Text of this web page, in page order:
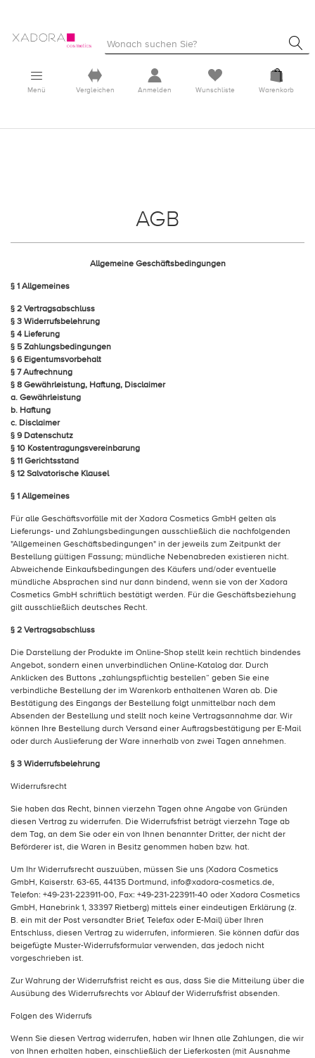
Menü Vergleichen Anmelden Wunschliste Warenkorb
AGB
Allgemeine Geschäftsbedingungen
§ 1 Allgemeines
§ 2 Vertragsabschluss
§ 3 Widerrufsbelehrung
§ 4 Lieferung
§ 5 Zahlungsbedingungen
§ 6 Eigentumsvorbehalt
§ 7 Aufrechnung
§ 8 Gewährleistung, Haftung, Disclaimer
a. Gewährleistung
b. Haftung
c. Disclaimer
§ 9 Datenschutz
§ 10 Kostentragungsvereinbarung
§ 11 Gerichtsstand
§ 12 Salvatorische Klausel
§ 1 Allgemeines
Für alle Geschäftsvorfälle mit der Xadora Cosmetics GmbH gelten als
Lieferungs- und Zahlungsbedingungen ausschließlich die nachfolgenden
"Allgemeinen Geschäftsbedingungen" in der jeweils zum Zeitpunkt der
Bestellung gültigen Fassung; mündliche Nebenabreden existieren nicht.
Abweichende Einkaufsbedingungen des Käufers und/oder eventuelle
mündliche Absprachen sind nur dann bindend, wenn sie von der Xadora
Cosmetics GmbH schriftlich bestätigt werden. Für die Geschäftsbeziehung
gilt ausschließlich deutsches Recht.
§ 2 Vertragsabschluss
Die Darstellung der Produkte im Online-Shop stellt kein rechtlich bindendes
Angebot, sondern einen unverbindlichen Online-Katalog dar. Durch
Anklicken des Buttons „zahlungspflichtig bestellen“ geben Sie eine
verbindliche Bestellung der im Warenkorb enthaltenen Waren ab. Die
Bestätigung des Eingangs der Bestellung folgt unmittelbar nach dem
Absenden der Bestellung und stellt noch keine Vertragsannahme dar. Wir
können Ihre Bestellung durch Versand einer Auftragsbestätigung per E-Mail
oder durch Auslieferung der Ware innerhalb von zwei Tagen annehmen.
§ 3 Widerrufsbelehrung
Widerrufsrecht
Sie haben das Recht, binnen vierzehn Tagen ohne Angabe von Gründen
diesen Vertrag zu widerrufen. Die Widerrufsfrist beträgt vierzehn Tage ab
dem Tag, an dem Sie oder ein von Ihnen benannter Dritter, der nicht der
Beförderer ist, die Waren in Besitz genommen haben bzw. hat.
Um Ihr Widerrufsrecht auszuüben, müssen Sie uns (Xadora Cosmetics
GmbH, Kaiserstr. 63-65, 44135 Dortmund, info@xadora-cosmetics.de,
Telefon: +49-231-223911-00, Fax: +49-231-223911-40 oder Xadora Cosmetics
GmbH, Hanebrink 1, 33397 Rietberg) mittels einer eindeutigen Erklärung (z.
B. ein mit der Post versandter Brief, Telefax oder E-Mail) über Ihren
Entschluss, diesen Vertrag zu widerrufen, informieren. Sie können dafür das
beigefügte Muster-Widerrufsformular verwenden, das jedoch nicht
vorgeschrieben ist.
Zur Wahrung der Widerrufsfrist reicht es aus, dass Sie die Mitteilung über die
Ausübung des Widerrufsrechts vor Ablauf der Widerrufsfrist absenden.
Folgen des Widerrufs
Wenn Sie diesen Vertrag widerrufen, haben wir Ihnen alle Zahlungen, die wir
von Ihnen erhalten haben, einschließlich der Lieferkosten (mit Ausnahme